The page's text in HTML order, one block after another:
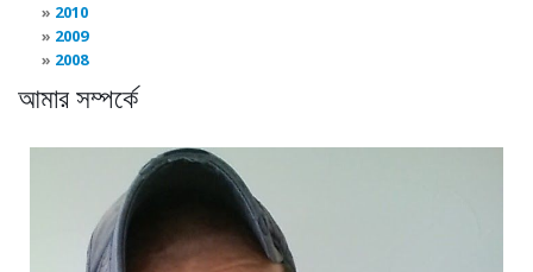
2010
2009
2008
আমার সম্পর্কে